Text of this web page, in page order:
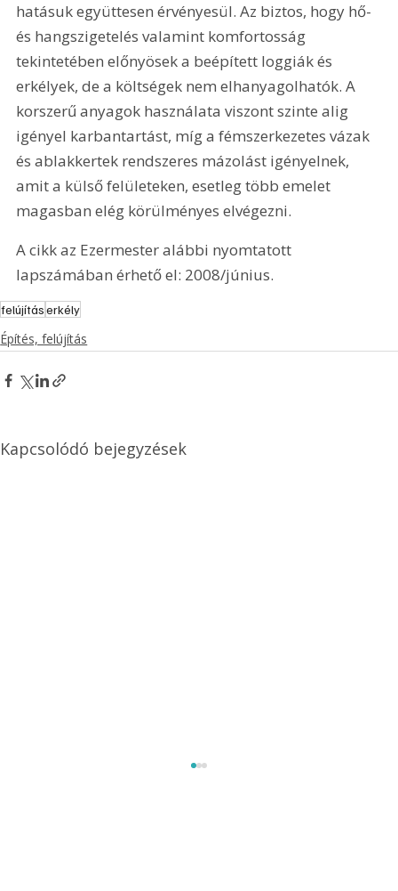
hatásuk együttesen érvényesül. Az biztos, hogy hő-
és hangszigetelés valamint komfortosság
tekintetében előnyösek a beépített loggiák és
erkélyek, de a költségek nem elhanyagolhatók. A
korszerű anyagok használata viszont szinte alig
igényel karbantartást, míg a fémszerkezetes vázak
és ablakkertek rendszeres mázolást igényelnek,
amit a külső felületeken, esetleg több emelet
magasban elég körülményes elvégezni.
A cikk az Ezermester alábbi nyomtatott
lapszámában érhető el: 2008/június.
felújításerkély
Építés, felújítás
Kapcsolódó bejegyzések